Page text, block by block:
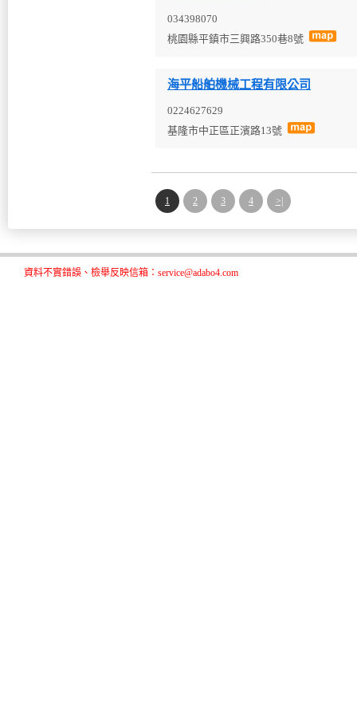
034398070
桃園縣平鎮市三興路350巷8號
海平船舶機械工程有限公司
0224627629
基隆市中正區正濱路13號
1 2 3 4 >|
資料不實錯誤、檢舉反映信箱：service@adabo4.com